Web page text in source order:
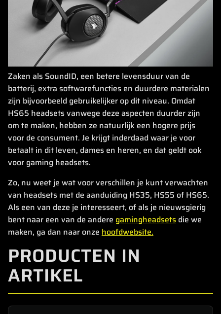
Zaken als SoundID, een betere levensduur van de
batterij, extra softwarefuncties en duurdere materialen
zijn bijvoorbeeld gebruikelijker op dit niveau. Omdat
HS65 headsets vanwege deze aspecten duurder zijn
om te maken, hebben ze natuurlijk een hogere prijs
voor de consument. Je krijgt inderdaad waar je voor
betaalt in dit leven, dames en heren, en dat geldt ook
voor gaming headsets.
Zo, nu weet je wat voor verschillen je kunt verwachten
van headsets met de aanduiding HS35, HS55 of HS65.
Als een van deze je interesseert, of als je nieuwsgierig
bent naar een van de andere gamingheadsets die we
maken, ga dan naar onze hoofdwebsite.
PRODUCTEN IN
ARTIKEL